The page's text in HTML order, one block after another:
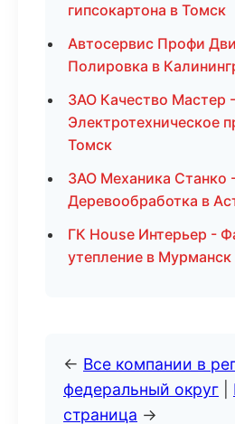
гипсокартона в Томск
Автосервис Профи
Полировка в
ЗАО Качество Мастер -
Электротехническое
Томск
ЗАО Механика Станко
Деревообработка в
ГК House Интерьер -
утепление в Мурманск
← Все компании в
федеральный округ
страница →